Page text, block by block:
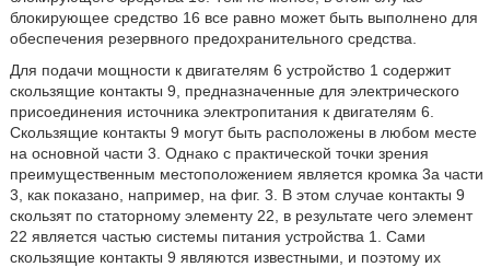
блокирующее средство 16 все равно может быть выполнено для
обеспечения резервного предохранительного средства.
Для подачи мощности к двигателям 6 устройство 1 содержит
скользящие контакты 9, предназначенные для электрического
присоединения источника электропитания к двигателям 6.
Скользящие контакты 9 могут быть расположены в любом месте
на основной части 3. Однако с практической точки зрения
преимущественным местоположением является кромка 3а части
3, как показано, например, на фиг. 3. В этом случае контакты 9
скользят по статорному элементу 22, в результате чего элемент
22 является частью системы питания устройства 1. Сами
скользящие контакты 9 являются известными, и поэтому их